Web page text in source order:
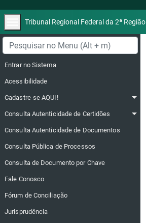
Tribunal Regional Federal da 2ª Região
Menu lateral
Entrar no Sistema
Acessibilidade
Cadastre-se AQUI! arrow_drop_down
Consulta Autenticidade de Certidões arrow_drop_down
Consulta Autenticidade de Documentos
Consulta Pública de Processos
Consulta de Documento por Chave
Fale Conosco
Fórum de Conciliação
Jurisprudência